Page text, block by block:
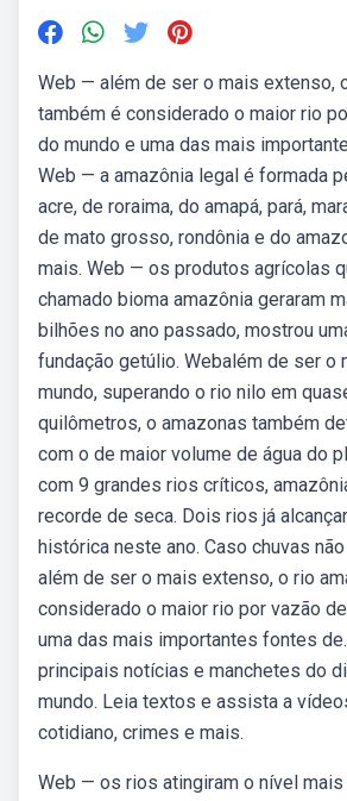
Web — além de ser o mais extenso,
também é considerado o maior rio
do mundo e uma das mais
Web — a amazônia legal é formada
acre, de roraima, do amapá, pará,
de mato grosso, rondônia e do
mais. Web — os produtos agrícolas
chamado bioma amazônia geraram
bilhões no ano passado, mostrou
fundação getúlio. Webalém de ser o
mundo, superando o rio nilo em
quilômetros, o amazonas também
com o de maior volume de água do
com 9 grandes rios críticos,
recorde de seca. Dois rios já
histórica neste ano. Caso chuvas
além de ser o mais extenso, o rio
considerado o maior rio por vazão
uma das mais importantes fontes
principais notícias e manchetes do
mundo. Leia textos e assista a
cotidiano, crimes e mais.
Web — os rios atingiram o nível